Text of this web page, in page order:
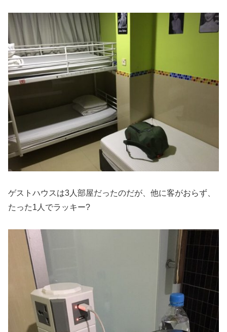
ゲストハウスは3人部屋だったのだが、他に客がおらず、
たった1人でラッキー?